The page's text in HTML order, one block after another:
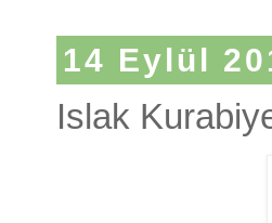
14 Eylül
Islak